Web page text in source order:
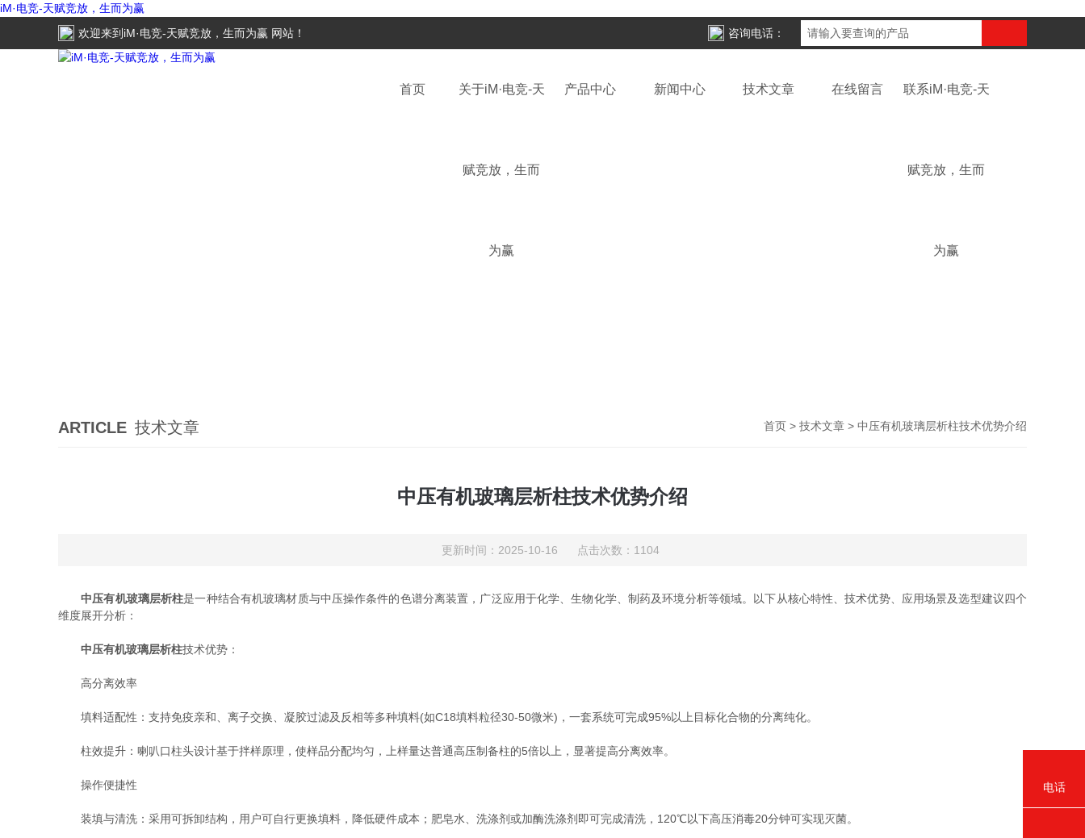
iM·电竞-天赋竞放，生而为赢
欢迎来到 iM·电竞-天赋竞放，生而为赢 网站！ 咨询电话：
首页 关于iM·电竞-天
赋竞放，生而
为赢
产品中心 新闻中心 技术文章 在线留言 联系iM·电竞-天
赋竞放，生而
为赢
ARTICLE 技术文章 首页 > 技术文章 > 中压有机玻璃层析柱技术优势介绍
中压有机玻璃层析柱技术优势介绍
更新时间：2025-10-16 点击次数：1104
中压有机玻璃层析柱是一种结合有机玻璃材质与中压操作条件的色谱分离装置，广泛应用于化学、生物化学、制药及环境分析等领域。以下从核心特性、技术优势、应用场景及选型建议四个
维度展开分析：
中压有机玻璃层析柱技术优势：
高分离效率
填料适配性：支持免疫亲和、离子交换、凝胶过滤及反相等多种填料(如C18填料粒径30-50微米)，一套系统可完成95%以上目标化合物的分离纯化。
柱效提升：喇叭口柱头设计基于拌样原理，使样品分配均匀，上样量达普通高压制备柱的5倍以上，显著提高分离效率。
操作便捷性
装填与清洗：采用可拆卸结构，用户可自行更换填料，降低硬件成本；肥皂水、洗涤剂或加酶洗涤剂即可完成清洗，120℃以下高压消毒20分钟可实现灭菌。
电话